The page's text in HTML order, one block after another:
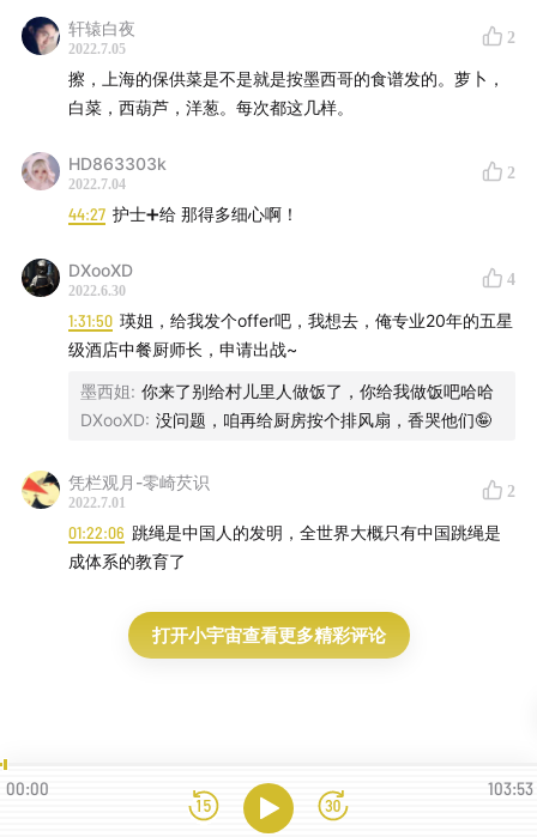
轩辕白夜
2022.7.05
2
擦，上海的保供菜是不是就是按墨西哥的食谱发的。萝卜，
白菜，西葫芦，洋葱。每次都这几样。
HD863303k
2022.7.04
2
44:27 护士➕给 那得多细心啊！
DXooXD
2022.6.30
4
1:31:50 瑛姐，给我发个offer吧，我想去，俺专业20年的五星
级酒店中餐厨师长，申请出战~
墨西姐: 你来了别给村儿里人做饭了，你给我做饭吧哈哈
DXooXD: 没问题，咱再给厨房按个排风扇，香哭他们🤪
凭栏观月-零崎芡识
2022.7.01
2
01:22:06 跳绳是中国人的发明，全世界大概只有中国跳绳是
成体系的教育了
打开小宇宙查看更多精彩评论
00:00 103:53